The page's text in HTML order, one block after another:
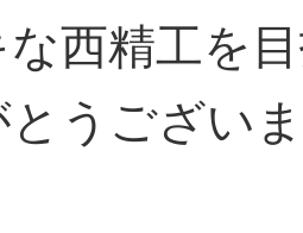
な西精工を
とうござい